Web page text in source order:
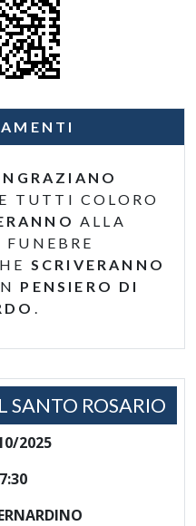
TUTTI COLORO
ALLA
SCRIVERANNO
PENSIERO DI
.
SANTO ROSARIO
2025